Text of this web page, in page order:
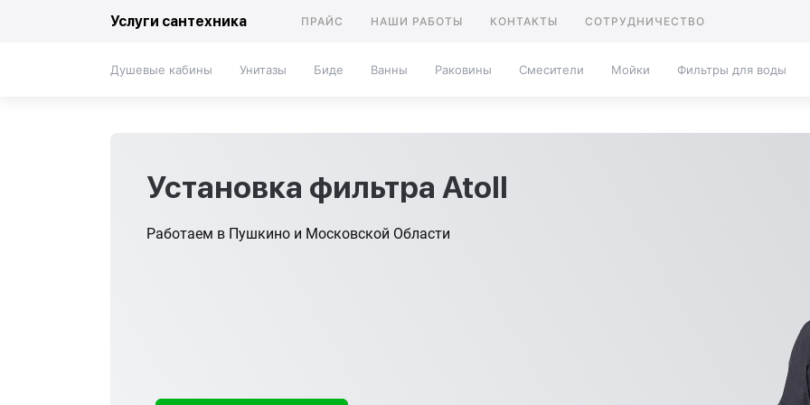
Услуги сантехника ПРАЙС НАШИ РАБОТЫ КОНТАКТЫ СОТРУДНИЧЕСТВО
Душевые кабины Унитазы Биде Ванны Раковины Смесители Мойки Фильтры для воды
Установка фильтра Atoll
Работаем в Пушкино и Московской Области